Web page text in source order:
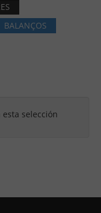
BALANÇOS
selección